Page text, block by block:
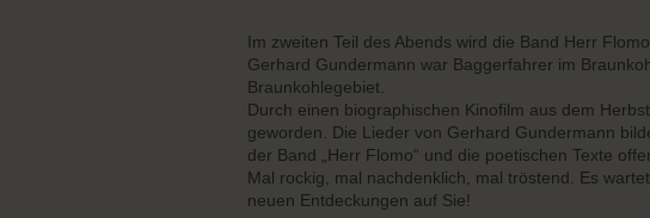
Im zweiten Teil des Abends wird die Band Herr
Gerhard Gundermann war Baggerfahrer im
Braunkohlegebiet.
Durch einen biographischen Kinofilm aus dem
geworden. Die Lieder von Gerhard Gundermann
der Band „Herr Flomo“ und die poetischen Texte
Mal rockig, mal nachdenklich, mal tröstend. Es
neuen Entdeckungen auf Sie!